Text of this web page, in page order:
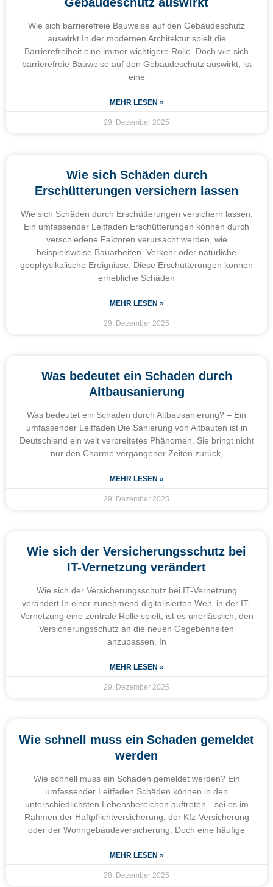
Wie sich barrierefreie Bauweise auf den Gebäudeschutz
auswirkt In der modernen Architektur spielt die
Barrierefreiheit eine immer wichtigere Rolle. Doch wie sich
barrierefreie Bauweise auf den Gebäudeschutz auswirkt, ist
eine
MEHR LESEN »
29. Dezember 2025
Wie sich Schäden durch
Erschütterungen versichern lassen
Wie sich Schäden durch Erschütterungen versichern lassen:
Ein umfassender Leitfaden Erschütterungen können durch
verschiedene Faktoren verursacht werden, wie
beispielsweise Bauarbeiten, Verkehr oder natürliche
geophysikalische Ereignisse. Diese Erschütterungen können
erhebliche Schäden
MEHR LESEN »
29. Dezember 2025
Was bedeutet ein Schaden durch
Altbausanierung
Was bedeutet ein Schaden durch Altbausanierung? – Ein
umfassender Leitfaden Die Sanierung von Altbauten ist in
Deutschland ein weit verbreitetes Phänomen. Sie bringt nicht
nur den Charme vergangener Zeiten zurück,
MEHR LESEN »
29. Dezember 2025
Wie sich der Versicherungsschutz bei
IT-Vernetzung verändert
Wie sich der Versicherungsschutz bei IT-Vernetzung
verändert In einer zunehmend digitalisierten Welt, in der IT-
Vernetzung eine zentrale Rolle spielt, ist es unerlässlich, den
Versicherungsschutz an die neuen Gegebenheiten
anzupassen. In
MEHR LESEN »
29. Dezember 2025
Wie schnell muss ein Schaden gemeldet
werden
Wie schnell muss ein Schaden gemeldet werden? Ein
umfassender Leitfaden Schäden können in den
unterschiedlichsten Lebensbereichen auftreten—sei es im
Rahmen der Haftpflichtversicherung, der Kfz-Versicherung
oder der Wohngebäudeversicherung. Doch eine häufige
MEHR LESEN »
28. Dezember 2025